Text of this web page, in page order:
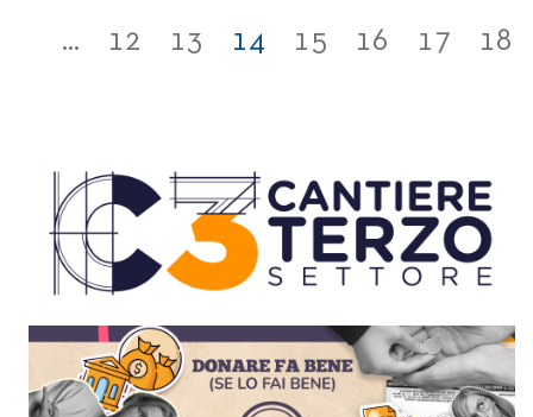
... 12 13 14 15 16 17 18